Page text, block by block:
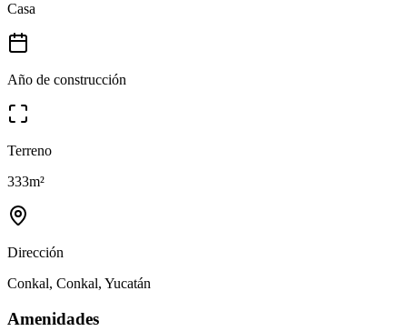
Casa
Año de construcción
Terreno
333m²
Dirección
Conkal, Conkal, Yucatán
Amenidades